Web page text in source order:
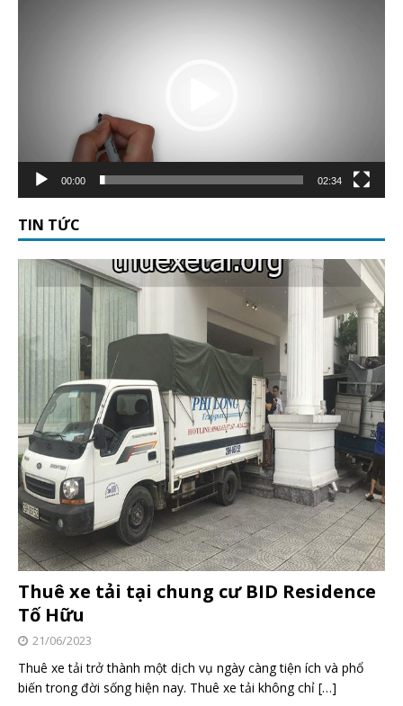
00:00 02:34
TIN TỨC
Thuê xe tải tại chung cư BID Residence
Tố Hữu
21/06/2023
Thuê xe tải trở thành một dịch vụ ngày càng tiện ích và phổ
biến trong đời sống hiện nay. Thuê xe tải không chỉ […]